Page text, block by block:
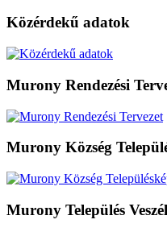
Közérdekű adatok
Murony Rendezési
Murony Község
Murony Település